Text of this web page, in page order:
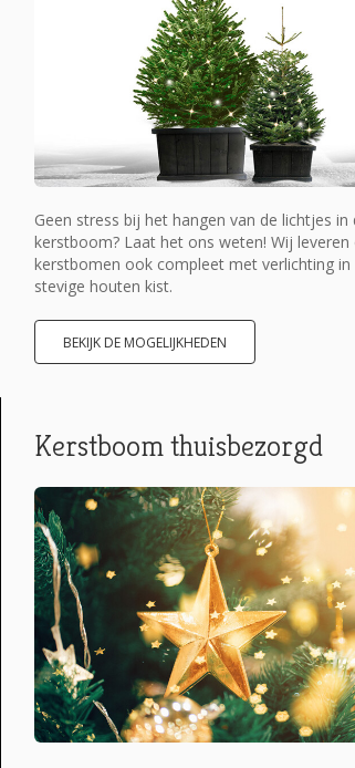
Geen stress bij het hangen van de lichtjes in
kerstboom? Laat het ons weten! Wij leveren
kerstbomen ook compleet met verlichting in
stevige houten kist.
BEKIJK DE MOGELIJKHEDEN
Kerstboom thuisbezorgd